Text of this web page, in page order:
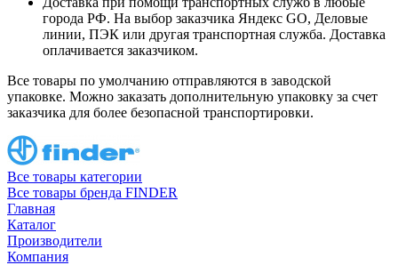
города РФ. На выбор заказчика Яндекс GO, Деловые
линии, ПЭК или другая транспортная служба. Доставка
оплачивается заказчиком.
Все товары по умолчанию отправляются в заводской
упаковке. Можно заказать дополнительную упаковку за счет
заказчика для более безопасной транспортировки.
Все товары категории
Все товары бренда FINDER
Главная
Каталог
Производители
Компания